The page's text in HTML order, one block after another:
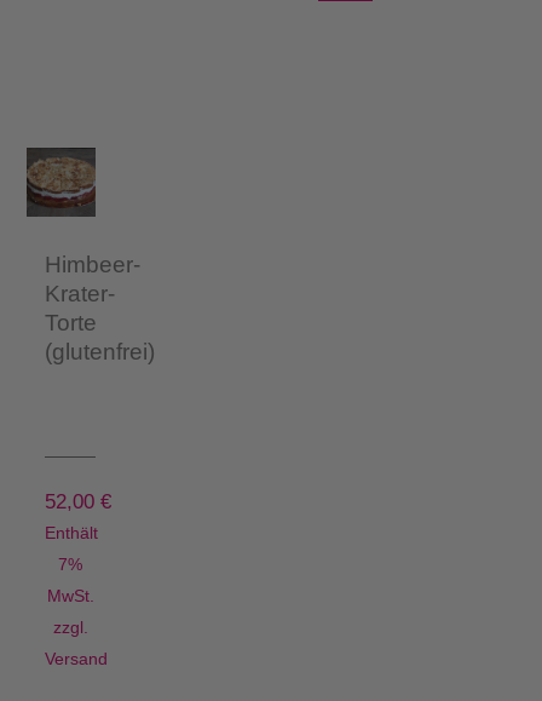
Himbeer-
Krater-
Torte
(glutenfrei)
52,00€
Enthält
7%
MwSt.
zzgl.
Versand